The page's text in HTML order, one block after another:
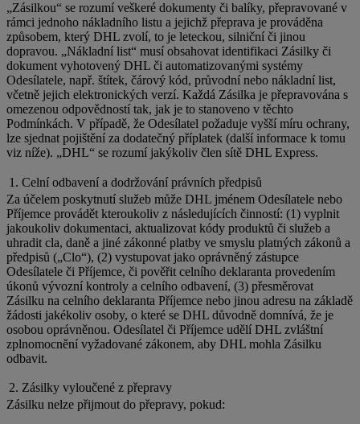
„Zásilkou“ se rozumí veškeré dokumenty či balíky, přepravované v
rámci jednoho nákladního listu a jejichž přeprava je prováděna
způsobem, který DHL zvolí, to je leteckou, silniční či jinou
dopravou. „Nákladní list“ musí obsahovat identifikaci Zásilky či
dokument vyhotovený DHL či automatizovanými systémy
Odesílatele, např. štítek, čárový kód, průvodní nebo nákladní list,
včetně jejich elektronických verzí. Každá Zásilka je přepravována s
omezenou odpovědností tak, jak je to stanoveno v těchto
Podmínkách. V případě, že Odesílatel požaduje vyšší míru ochrany,
lze sjednat pojištění za dodatečný příplatek (další informace k tomu
viz níže). „DHL“ se rozumí jakýkoliv člen sítě DHL Express.
1. Celní odbavení a dodržování právních předpisů
Za účelem poskytnutí služeb může DHL jménem Odesílatele nebo
Příjemce provádět kteroukoliv z následujících činností: (1) vyplnit
jakoukoliv dokumentaci, aktualizovat kódy produktů či služeb a
uhradit cla, daně a jiné zákonné platby ve smyslu platných zákonů a
předpisů („Clo“), (2) vystupovat jako oprávněný zástupce
Odesílatele či Příjemce, či pověřit celního deklaranta provedením
úkonů vývozní kontroly a celního odbavení, (3) přesměrovat
Zásilku na celního deklaranta Příjemce nebo jinou adresu na základě
žádosti jakékoliv osoby, o které se DHL důvodně domnívá, že je
osobou oprávněnou. Odesílatel či Příjemce udělí DHL zvláštní
zplnomocnění vyžadované zákonem, aby DHL mohla Zásilku
odbavit.
2. Zásilky vyloučené z přepravy
Zásilku nelze přijmout do přepravy, pokud: